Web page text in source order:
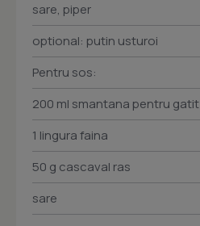
sare, piper
optional: putin usturoi
Pentru sos:
200 ml smantana pentru gatit
1 lingura faina
50 g cascaval ras
sare